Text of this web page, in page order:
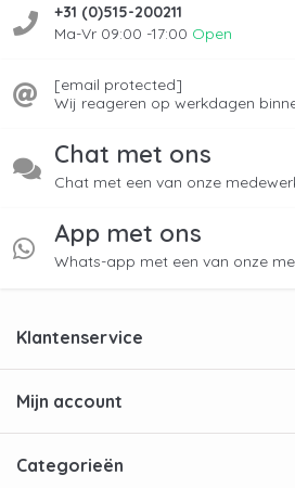
+31 (0)515-200211
Ma-Vr 09:00 -17:00 Open
[email protected]
Wij reageren op werkdagen
Chat met ons
Chat met een van onze
App met ons
Whats-app met een van onze
Klantenservice
Mijn account
Categorieën